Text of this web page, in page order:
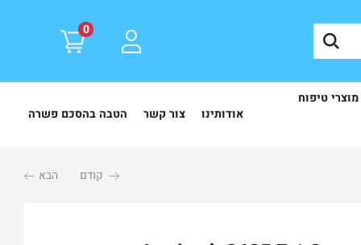
0
מוצרי טיפוח
אודותינו
צור קשר הטבה בהסכם פשרה
קודם הבא